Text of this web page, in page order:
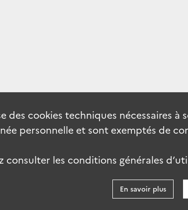
des cookies techniques nécessaires
personnelle et sont exemptés de
consulter les conditions générales
En savoir plus